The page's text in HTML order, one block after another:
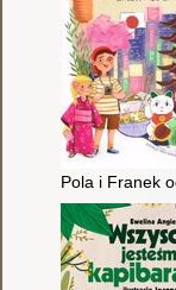
Pola i Franek